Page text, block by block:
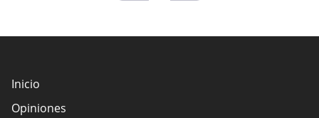
Inicio
Opiniones